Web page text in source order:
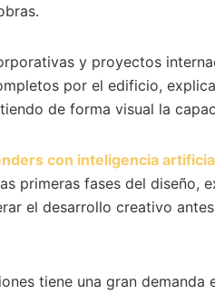
y proyectos
por el edificio,
de forma visual la
con inteligencia
primeras fases del diseño,
el desarrollo creativo
tiene una gran demanda